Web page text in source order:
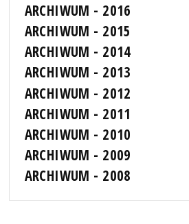
ARCHIWUM - 2016
ARCHIWUM - 2015
ARCHIWUM - 2014
ARCHIWUM - 2013
ARCHIWUM - 2012
ARCHIWUM - 2011
ARCHIWUM - 2010
ARCHIWUM - 2009
ARCHIWUM - 2008